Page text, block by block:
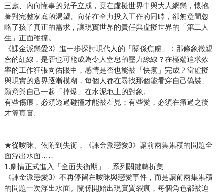
三歲、內向懂事的兒子立成，竟在虛擬世界中與大人網戀，懷抱
著對完整家庭的渴望。向佑在全力投入工作的同時，卻無意間忽
略了孩子真正的需求，讓現實世界的責任與虛擬世界的「第二人
生」正面碰撞。
《課金派戀愛3》進一步探討現代人的「關係焦慮」：那條象徵親
密的紅線，是否也可能成為令人窒息的壓力綠線？在極端追求效
率的工作狂張向佑眼中，感情是否也能被「快煮」完成？當虛擬
與現實的邊界逐漸模糊，每個人都在尋找那個能看穿自己偽裝、
願意與自己一起「摔爆」在水泥地上的對象。
有些傷痕，必須透過碰撞才能被看見；有些愛，必須在痛過之後
才算真實。
★從曖昧、依附到失衡，《課金派戀愛3》讓前兩集累積的問題全
面浮出水面……
1.劇情正式進入「全面失衡期」，系列關鍵轉折集
《課金派戀愛3》不再停留在曖昧與戀愛事件，而是讓前兩集累積
的問題一次浮出水面。關係開始出現實質裂痕，每個角色都被迫